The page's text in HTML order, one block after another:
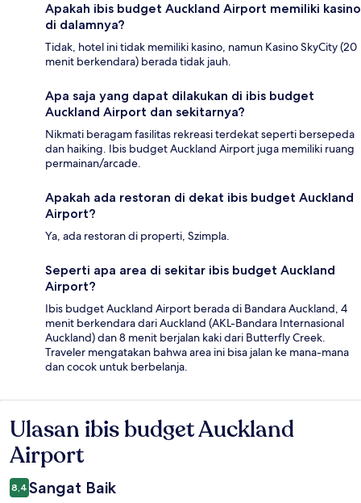
Apakah ibis budget Auckland Airport memiliki kasino
di dalamnya?
Tidak, hotel ini tidak memiliki kasino, namun Kasino SkyCity (20
menit berkendara) berada tidak jauh.
Apa saja yang dapat dilakukan di ibis budget
Auckland Airport dan sekitarnya?
Nikmati beragam fasilitas rekreasi terdekat seperti bersepeda
dan haiking. Ibis budget Auckland Airport juga memiliki ruang
permainan/arcade.
Apakah ada restoran di dekat ibis budget Auckland
Airport?
Ya, ada restoran di properti, Szimpla.
Seperti apa area di sekitar ibis budget Auckland
Airport?
Ibis budget Auckland Airport berada di Bandara Auckland, 4
menit berkendara dari Auckland (AKL-Bandara Internasional
Auckland) dan 8 menit berjalan kaki dari Butterfly Creek.
Traveler mengatakan bahwa area ini bisa jalan ke mana-mana
dan cocok untuk berbelanja.
Ulasan
Ulasan ibis budget Auckland
Airport
8,4 Sangat Baik